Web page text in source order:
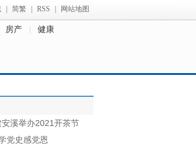
简繁 RSS 网站地图
房产 健康
安溪举办2021开茶节
党史感党恩